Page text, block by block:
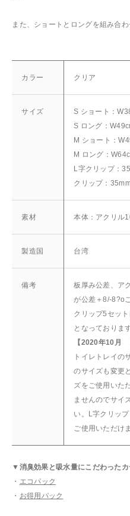
また、ショートとロングを組み合
カラー クリア
サイズ
S ショート：
S ロング：
M ショート：
M ロング：
L字クリップ：
クリップ：
素材 本体：アクリル
製造国 台湾
備考
板厚み公差、ア
が公差＋8/-8?o
クリップ5セッ
となっております
【2020年10月
トイレトレイの
のサイズも変更
ズをご使用いた
ませんのでサイ
い。L字クリッ
ご使用いただけ
▼消臭効果と吸水量にこだわった
・ エコパック
・ お得用パック